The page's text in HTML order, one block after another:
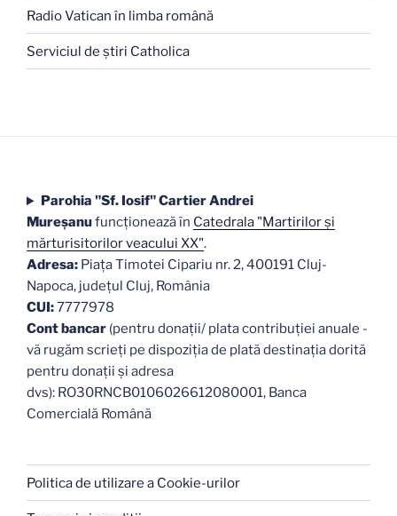
Radio Vatican în limba română
Serviciul de ştiri Catholica
Parohia "Sf. Iosif" Cartier Andrei
Mureşanufuncţionează în Catedrala "Martirilor şi
mărturisitorilor veacului XX".
Adresa: Piaţa Timotei Cipariu nr. 2, 400191 Cluj-
Napoca, judeţul Cluj, România
CUI:7777978
Cont bancar (pentru donații/ plata contribuției anuale -
vă rugăm scrieți pe dispoziția de plată destinația dorită
pentru donații și adresa
dvs): RO30RNCB0106026612080001, Banca
Comercială Română
Politica de utilizare a Cookie-urilor